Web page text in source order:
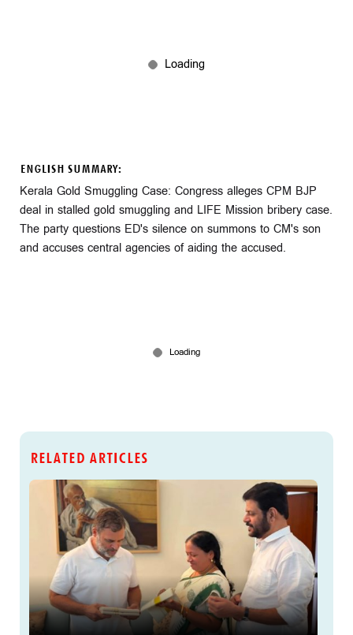
ENGLISH SUMMARY:
Kerala Gold Smuggling Case: Congress alleges CPM BJP
deal in stalled gold smuggling and LIFE Mission bribery case.
The party questions ED's silence on summons to CM's son
and accuses central agencies of aiding the accused.
RELATED ARTICLES